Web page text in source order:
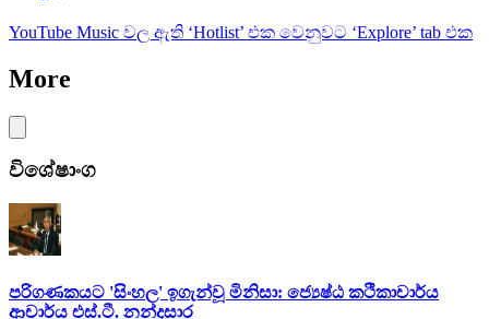
YouTube Music වල ඇති ‘Hotlist’ එක වෙනුවට ‘Explore’ tab එක
More
විශේෂාංග
පරිගණකයට 'සිංහල' ඉගැන්වූ මිනිසා: ජ්‍යෙෂ්ඨ කථිකාචාර්ය
ආචාර්ය එස්.ටී. නන්දසාර